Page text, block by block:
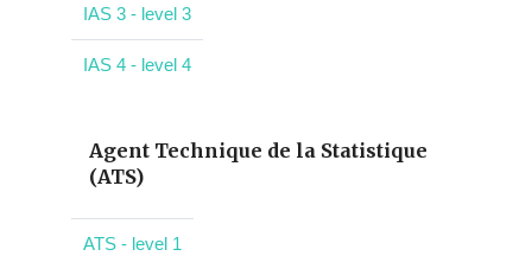
IAS 3 - level 3
IAS 4 - level 4
Agent Technique de la Statistique
(ATS)
ATS - level 1